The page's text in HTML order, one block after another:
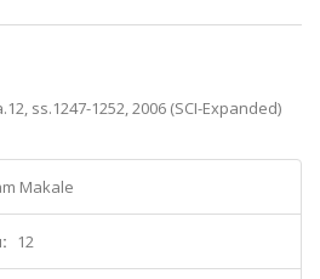
ss.1247-1252, 2006 (SCI-Expanded)
Makale
12